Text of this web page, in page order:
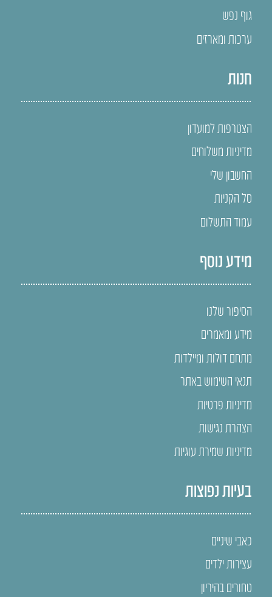
גוף נפש
ערכות ומארזים
חנות
הצטרפות למועדון
מדיניות משלוחים
החשבון שלי
סל הקניות
עמוד התשלום
מידע נוסף
הסיפור שלנו
מידע ומאמרים
מתחם דולות ומיילדות
תנאי השימוש באתר
מדיניות פרטיות
הצהרת נגישות
מדיניות שמירת עוגיות
בעיות נפוצות
כאבי שיניים
עצירות ילדים
טחורים בהיריון